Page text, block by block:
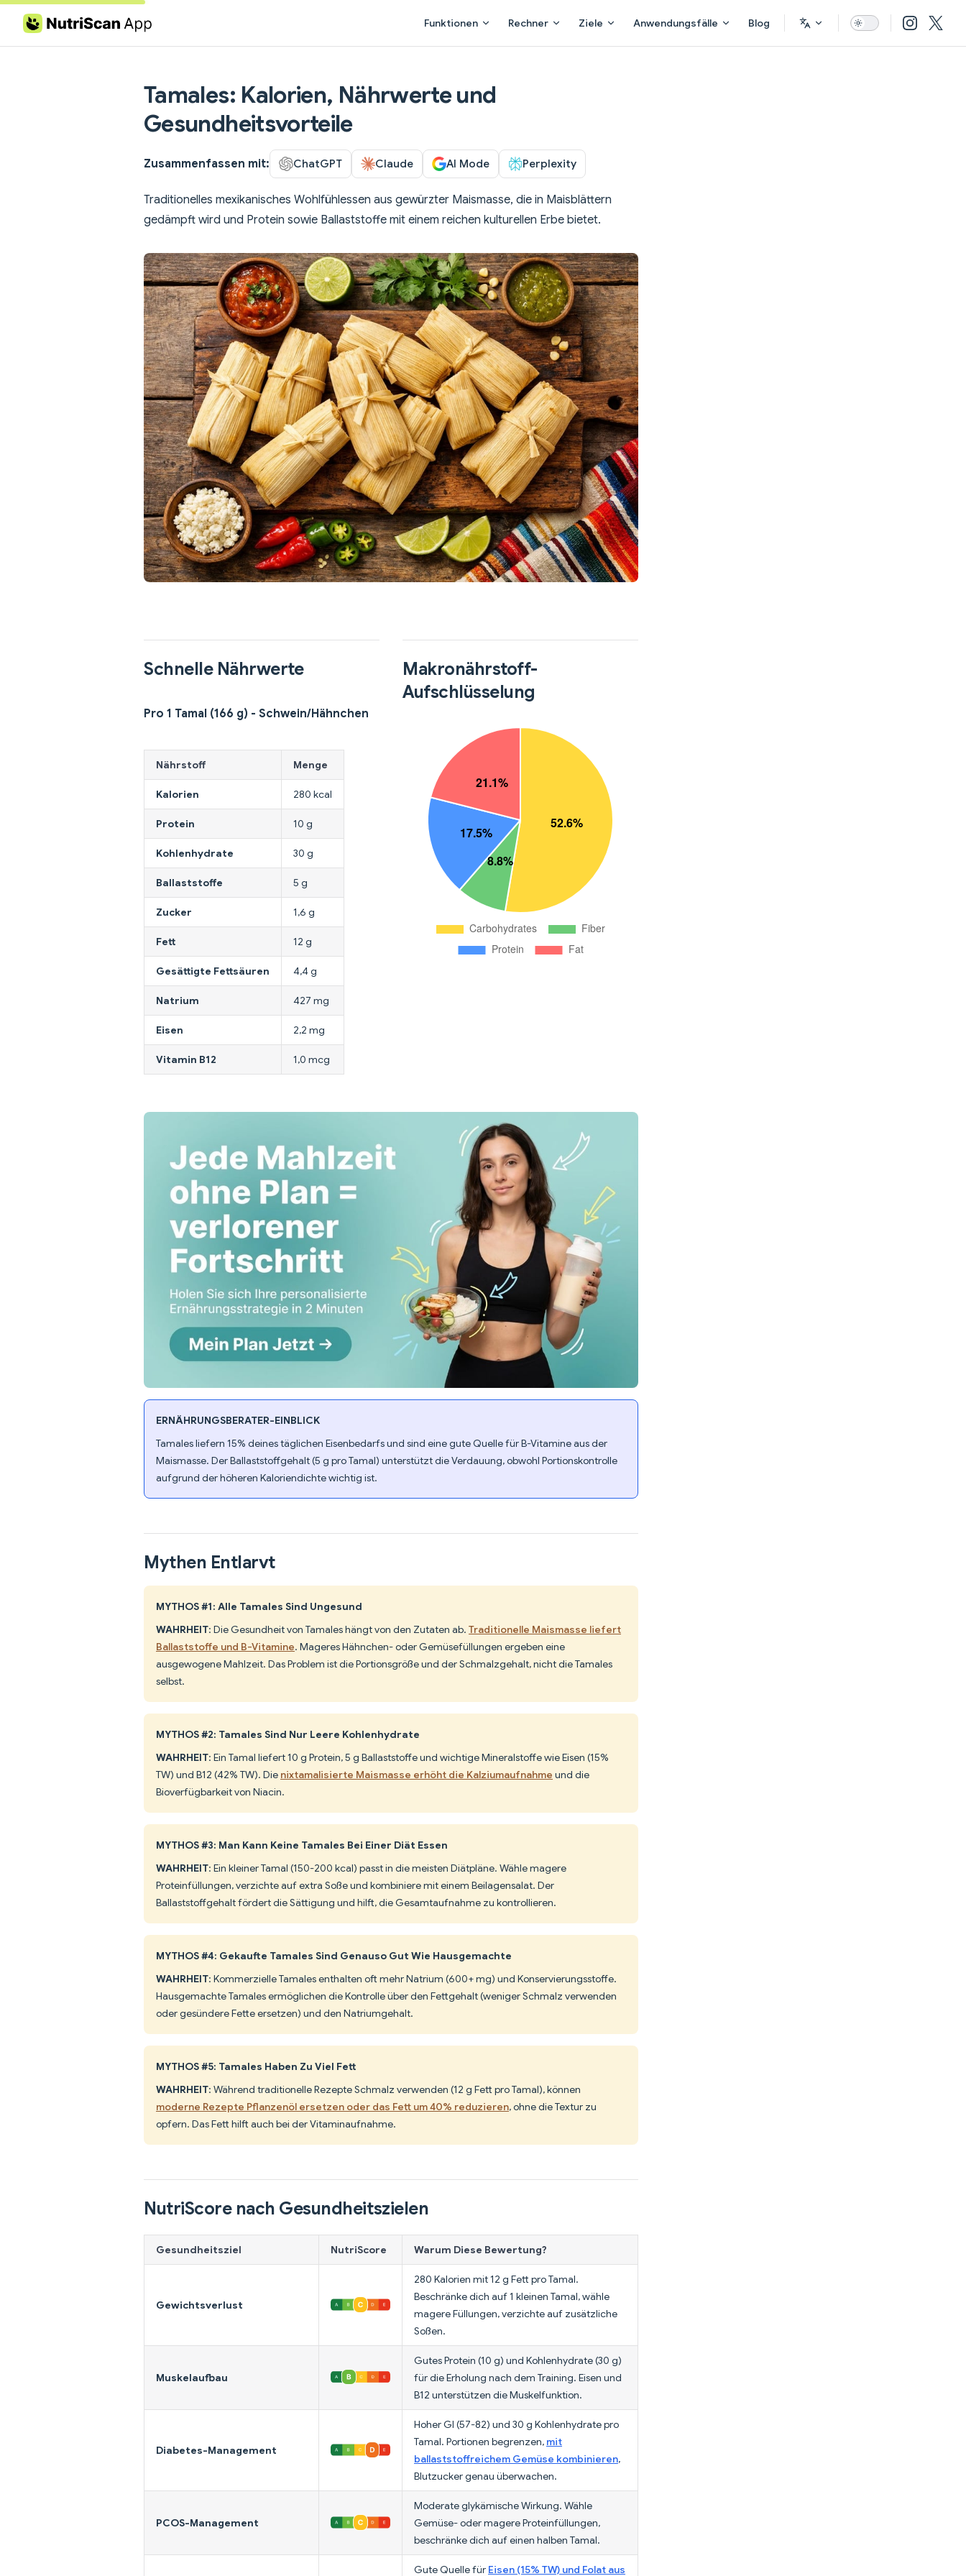
Skip to content Funktionen Rechner Ziele Anwendungsfälle Blog
Tamales: Kalorien, Nährwerte und
Gesundheitsvorteile
Zusammenfassen mit: ChatGPT Claude AI Mode Perplexity
Traditionelles mexikanisches Wohlfühlessen aus gewürzter Maismasse, die in Maisblättern
gedämpft wird und Protein sowie Ballaststoffe mit einem reichen kulturellen Erbe bietet.
Schnelle Nährwerte
Pro 1 Tamal (166 g) - Schwein/Hähnchen
Nährstoff Menge
Kalorien 280 kcal
Protein 10 g
Kohlenhydrate 30 g
Ballaststoffe 5 g
Zucker 1,6 g
Fett 12 g
Gesättigte Fettsäuren 4,4 g
Natrium 427 mg
Eisen 2,2 mg
Vitamin B12 1,0 mcg
Makronährstoff-
Aufschlüsselung
ERNÄHRUNGSBERATER-EINBLICK
Tamales liefern 15% deines täglichen Eisenbedarfs und sind eine gute Quelle für B-Vitamine aus der
Maismasse. Der Ballaststoffgehalt (5 g pro Tamal) unterstützt die Verdauung, obwohl Portionskontrolle
aufgrund der höheren Kaloriendichte wichtig ist.
Mythen Entlarvt
MYTHOS #1: Alle Tamales Sind Ungesund
WAHRHEIT: Die Gesundheit von Tamales hängt von den Zutaten ab. Traditionelle Maismasse liefert
Ballaststoffe und B-Vitamine. Mageres Hähnchen- oder Gemüsefüllungen ergeben eine
ausgewogene Mahlzeit. Das Problem ist die Portionsgröße und der Schmalzgehalt, nicht die Tamales
selbst.
MYTHOS #2: Tamales Sind Nur Leere Kohlenhydrate
WAHRHEIT: Ein Tamal liefert 10 g Protein, 5 g Ballaststoffe und wichtige Mineralstoffe wie Eisen (15%
TW) und B12 (42% TW). Die nixtamalisierte Maismasse erhöht die Kalziumaufnahme und die
Bioverfügbarkeit von Niacin.
MYTHOS #3: Man Kann Keine Tamales Bei Einer Diät Essen
WAHRHEIT: Ein kleiner Tamal (150-200 kcal) passt in die meisten Diätpläne. Wähle magere
Proteinfüllungen, verzichte auf extra Soße und kombiniere mit einem Beilagensalat. Der
Ballaststoffgehalt fördert die Sättigung und hilft, die Gesamtaufnahme zu kontrollieren.
MYTHOS #4: Gekaufte Tamales Sind Genauso Gut Wie Hausgemachte
WAHRHEIT: Kommerzielle Tamales enthalten oft mehr Natrium (600+ mg) und Konservierungsstoffe.
Hausgemachte Tamales ermöglichen die Kontrolle über den Fettgehalt (weniger Schmalz verwenden
oder gesündere Fette ersetzen) und den Natriumgehalt.
MYTHOS #5: Tamales Haben Zu Viel Fett
WAHRHEIT: Während traditionelle Rezepte Schmalz verwenden (12 g Fett pro Tamal), können
moderne Rezepte Pflanzenöl ersetzen oder das Fett um 40% reduzieren, ohne die Textur zu
opfern. Das Fett hilft auch bei der Vitaminaufnahme.
NutriScore nach Gesundheitszielen
Gesundheitsziel NutriScore Warum Diese Bewertung?
Gewichtsverlust
280 Kalorien mit 12 g Fett pro Tamal.
Beschränke dich auf 1 kleinen Tamal, wähle
magere Füllungen, verzichte auf zusätzliche
Soßen.
Muskelaufbau
Gutes Protein (10 g) und Kohlenhydrate (30 g)
für die Erholung nach dem Training. Eisen und
B12 unterstützen die Muskelfunktion.
Diabetes-Management
Hoher GI (57-82) und 30 g Kohlenhydrate pro
Tamal. Portionen begrenzen, mit
ballaststoffreichem Gemüse kombinieren,
Blutzucker genau überwachen.
PCOS-Management
Moderate glykämische Wirkung. Wähle
Gemüse- oder magere Proteinfüllungen,
beschränke dich auf einen halben Tamal.
Gute Quelle für Eisen (15% TW) und Folat aus